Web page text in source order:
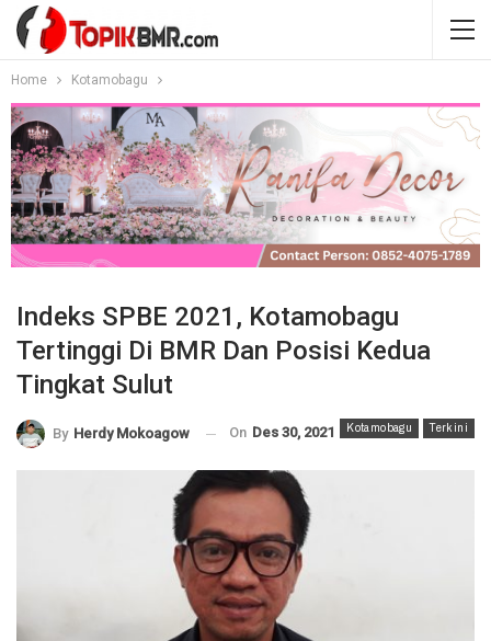
Home Kotamobagu
Indeks SPBE 2021, Kotamobagu
Tertinggi Di BMR Dan Posisi Kedua
Tingkat Sulut
Kotamobagu Terkini
By Herdy Mokoagow On Des 30, 2021